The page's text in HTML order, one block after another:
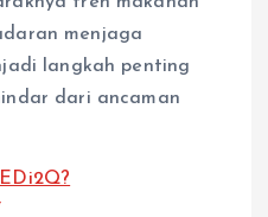
menjaga
langkah penting
dari ancaman